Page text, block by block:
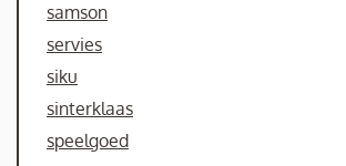
samson
servies
siku
sinterklaas
speelgoed